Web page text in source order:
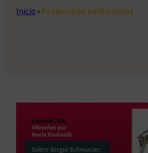
Inicio»Producción audiovisual